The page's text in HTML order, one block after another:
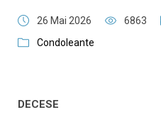
26 Mai 2026 6863
Condoleante
DECESE